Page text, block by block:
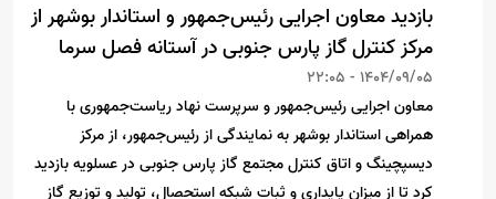
بازدید معاون اجرایی رئیس‌جمهور و استاندار بوشهر از
مرکز کنترل گاز پارس جنوبی در آستانه فصل سرما
1404/09/05 - 22:05
معاون اجرایی رئیس‌جمهور و سرپرست نهاد ریاست‌جمهوری با
همراهی استاندار بوشهر به نمایندگی از رئیس‌جمهور، از مرکز
دیسپچینگ و اتاق کنترل مجتمع گاز پارس جنوبی در عسلویه بازدید
کرد تا از میزان پایداری و ثبات شبکه استحصال، تولید و توزیع گاز